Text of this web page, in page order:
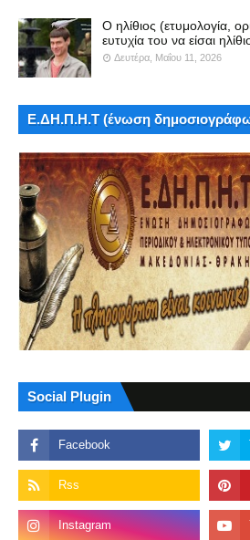
Ο ηλίθιος (ετυμολογία,
ευτυχία του να είσαι
Δευτέρα, Μαΐου 11, 2026
Ε.ΔΗ.Π.Η.Τ (ένωση
Social Plugin